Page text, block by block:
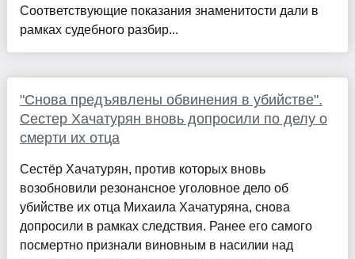
Соответствующие показания знаменитости дали в
рамках судебного разбир...
"Снова предъявлены обвинения в убийстве".
Сестер Хачатурян вновь допросили по делу о
смерти их отца
Сестёр Хачатурян, против которых вновь
возобновили резонансное уголовное дело об
убийстве их отца Михаила Хачатуряна, снова
допросили в рамках следствия. Ранее его самого
посмертно признали виновным в насилии над